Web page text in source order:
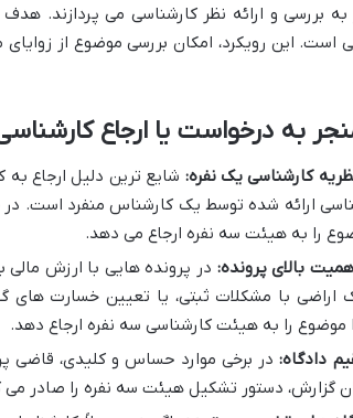
به بررسی و ارائه نظر کارشناسی می پردازند.
است. این رویکرد، امکان بررسی موضوع از
به درخواست یا ارجاع
کارشناسی یک نفره: شایع ترین دلیل ارجاع به
ارائه شده توسط یک کارشناس منفرد است. در
را به هیئت سه نفره ارجاع می دهد.
بالای پرونده: در پرونده هایی با ارزش
اراضی با مشکلات ثبتی، یا تعیین خسارت های
موضوع را به هیئت کارشناسی سه نفره ارجاع دهد.
دادگاه:در برخی موارد حساس و کلیدی، قاضی
گزارش، دستور تشکیل هیئت سه نفره را صادر می